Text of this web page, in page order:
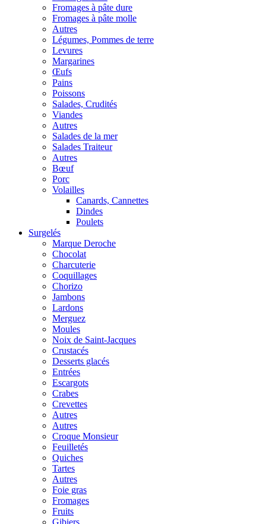
Fromages à pâte dure
Fromages à pâte molle
Autres
Légumes, Pommes de terre
Levures
Margarines
Œufs
Pains
Poissons
Salades, Crudités
Viandes
Autres
Salades de la mer
Salades Traiteur
Autres
Bœuf
Porc
Volailles
Canards, Cannettes
Dindes
Poulets
Surgelés
Marque Deroche
Chocolat
Charcuterie
Coquillages
Chorizo
Jambons
Lardons
Merguez
Moules
Noix de Saint-Jacques
Crustacés
Desserts glacés
Entrées
Escargots
Crabes
Crevettes
Autres
Autres
Croque Monsieur
Feuilletés
Quiches
Tartes
Autres
Foie gras
Fromages
Fruits
Gibiers